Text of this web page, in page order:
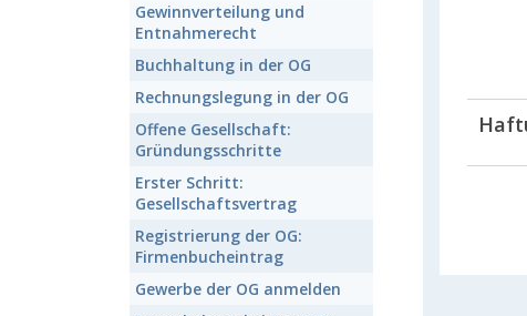
Gewinnverteilung und
Entnahmerecht
Buchhaltung in der OG
Rechnungslegung in der OG
Offene Gesellschaft:
Gründungsschritte
Erster Schritt:
Gesellschaftsvertrag
Registrierung der OG:
Firmenbucheintrag
Gewerbe der OG anmelden